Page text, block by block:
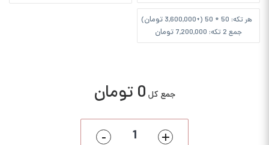
هر تکه: 50 * 50 (+ 3,600,000 تومان)
جمع 2 تکه:
7,200,000 تومان
جمع کل 0 تومان
+
-